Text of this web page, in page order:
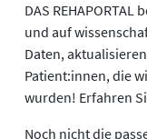
DAS
und auf
Daten,
Patient:innen, die
wurden! Erfahren
Noch nicht die